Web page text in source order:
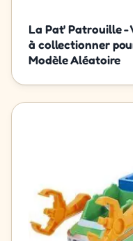
La Pat' Patrouille -
à collectionner
Modèle Aléatoire